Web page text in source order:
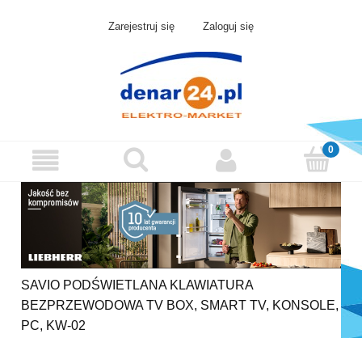
Zarejestruj się Zaloguj się
SAVIO PODŚWIETLANA KLAWIATURA
BEZPRZEWODOWA TV BOX, SMART TV, KONSOLE,
PC, KW-02